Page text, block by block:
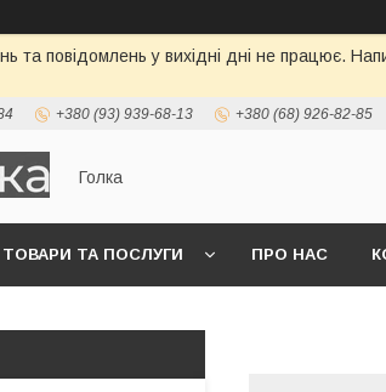
та повідомлень у вихідні дні не працює.
+380 (93) 939-68-13 +380 (68) 926-82-85
Голка
ТОВАРИ ТА ПОСЛУГИ ПРО НАС